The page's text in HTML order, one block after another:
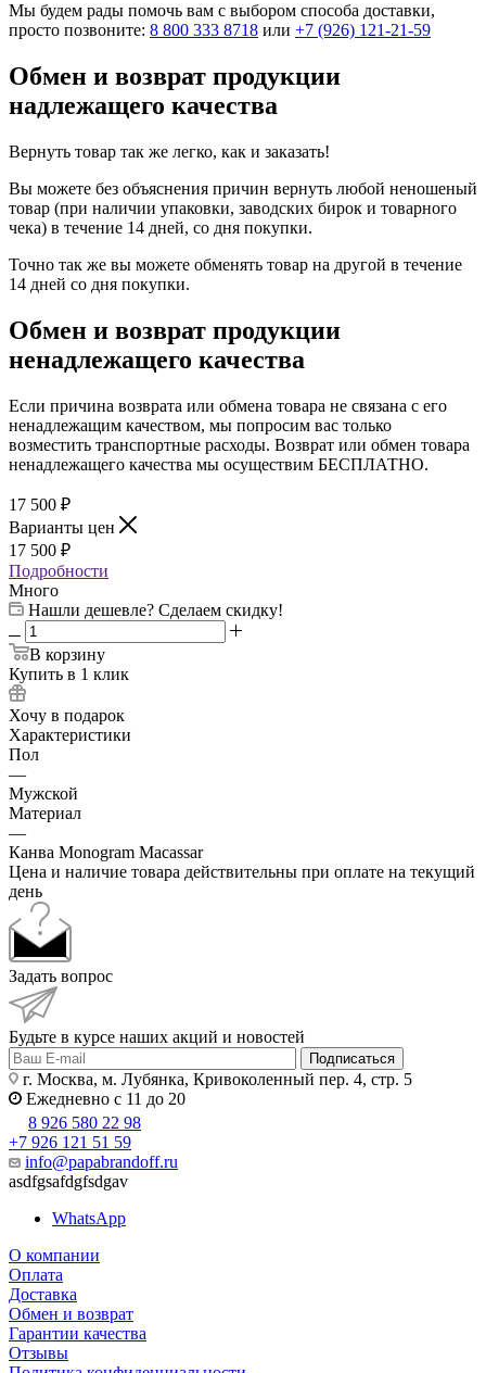
Мы будем рады помочь вам с выбором способа доставки,
просто позвоните: 8 800 333 8718 или +7 (926) 121-21-59
Обмен и возврат продукции
надлежащего качества
Вернуть товар так же легко, как и заказать!
Вы можете без объяснения причин вернуть любой неношеный
товар (при наличии упаковки, заводских бирок и товарного
чека) в течение 14 дней, со дня покупки.
Точно так же вы можете обменять товар на другой в течение
14 дней со дня покупки.
Обмен и возврат продукции
ненадлежащего качества
Если причина возврата или обмена товара не связана с его
ненадлежащим качеством, мы попросим вас только
возместить транспортные расходы. Возврат или обмен товара
ненадлежащего качества мы осуществим БЕСПЛАТНО.
17 500 ₽
Варианты цен
17 500 ₽
Подробности
Много
Нашли дешевле? Сделаем скидку!
В корзину
Купить в 1 клик
Хочу в подарок
Характеристики
Пол
—
Мужской
Материал
—
Канва Monogram Macassar
Цена и наличие товара действительны при оплате на текущий
день
Задать вопрос
Будьте в курсе наших акций и новостей
Подписаться
г. Москва, м. Лубянка, Кривоколенный пер. 4, стр. 5
Ежедневно с 11 до 20
8 926 580 22 98
+7 926 121 51 59
info@papabrandoff.ru
asdfgsafdgfsdgav
WhatsApp
О компании
Оплата
Доставка
Обмен и возврат
Гарантии качества
Отзывы